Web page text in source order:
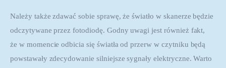
Należy także zdawać sobie sprawę, że światło w skanerze będzie
odczytywane przez fotodiodę. Godny uwagi jest również fakt,
że w momencie odbicia się światła od przerw w czytniku będą
powstawały zdecydowanie silniejsze sygnały elektryczne. Warto